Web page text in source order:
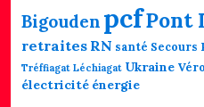
Bigouden pcfPont
retraites RN santé Secours
Tréffiagat Léchiagat Ukraine
électricité énergie